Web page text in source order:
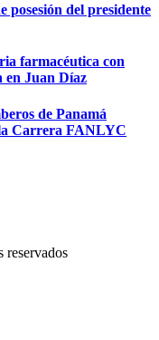
posesión del presidente
farmacéutica con
en Juan Díaz
de Panamá
Carrera FANLYC
reservados